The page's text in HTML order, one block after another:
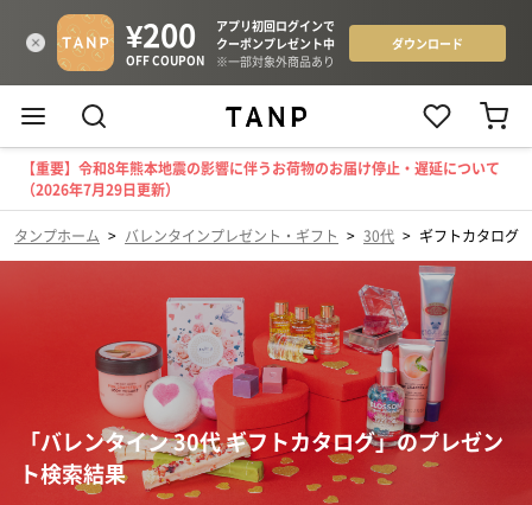
【重要】令和8年熊本地震の影響に伴うお荷物のお届け停止・遅延について
（2026年7月29日更新）
タンプホーム > バレンタインプレゼント・ギフト > 30代 > ギフトカタログ
「バレンタイン 30代 ギフトカタログ」のプレゼン
ト検索結果